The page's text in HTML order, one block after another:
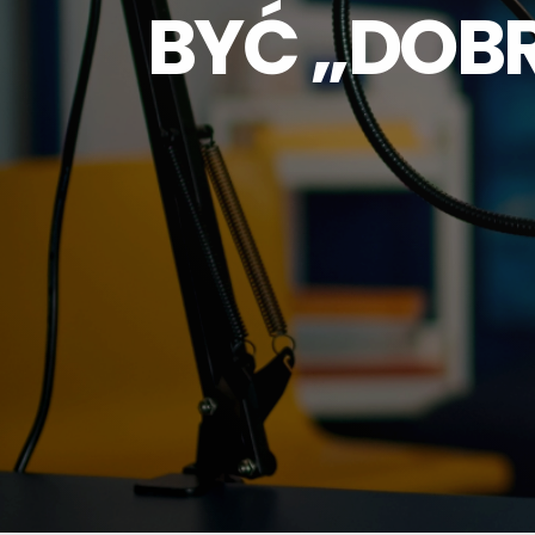
BYĆ